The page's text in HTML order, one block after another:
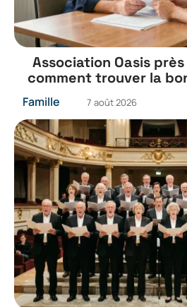
Association Oasis
comment trouver la
Famille 7 août 2026